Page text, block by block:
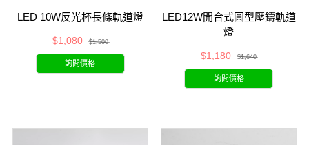
LED 10W反光杯長條軌道燈
$1,080 $1,500
詢問價格
LED12W開合式圓型壓鑄軌道
燈
$1,180 $1,640
詢問價格